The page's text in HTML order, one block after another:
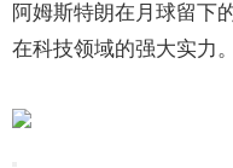
阿姆斯特朗在月球留下
在科技领域的强大实力。